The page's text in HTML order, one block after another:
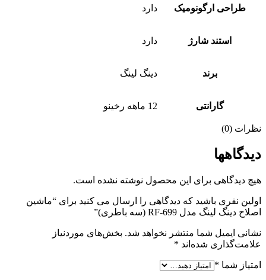
طراحی ارگونومیک دارد
استند شارژ دارد
برند دینگ لینگ
گارانتی 12 ماهه رخینو
نظرات (0)
دیدگاهها
هیچ دیدگاهی برای این محصول نوشته نشده است.
اولین نفری باشید که دیدگاهی را ارسال می کنید برای “ماشین
اصلاح دینگ لینگ مدل RF-699 (سه باطری)”
نشانی ایمیل شما منتشر نخواهد شد. بخش‌های موردنیاز
علامت‌گذاری شده‌اند *
امتیاز شما *